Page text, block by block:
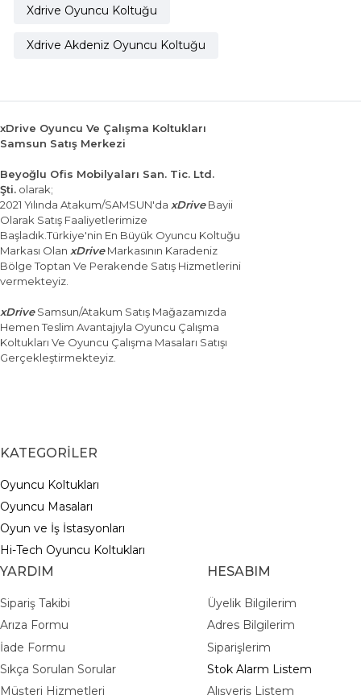
Xdrive Oyuncu Koltuğu
Xdrive Akdeniz Oyuncu Koltuğu
xDrive Oyuncu Ve Çalışma Koltukları
Samsun Satış Merkezi
Beyoğlu Ofis Mobilyaları San. Tic. Ltd.
Şti. olarak;
2021 Yılında Atakum/SAMSUN'da xDriveBayii
Olarak Satış Faaliyetlerimize
Başladık.Türkiye'nin En Büyük Oyuncu Koltuğu
Markası Olan xDriveMarkasının Karadeniz
Bölge Toptan Ve Perakende Satış Hizmetlerini
vermekteyiz.
xDriveSamsun/Atakum Satış Mağazamızda
Hemen Teslim Avantajıyla Oyuncu Çalışma
Koltukları Ve Oyuncu Çalışma Masaları Satışı
Gerçekleştirmekteyiz.
KATEGORİLER
Oyuncu Koltukları
Oyuncu Masaları
Oyun ve İş İstasyonları
Hi-Tech Oyuncu Koltukları
YARDIM
Sipariş Takibi
Arıza Formu
İade Formu
Sıkça Sorulan Sorular
Müşteri Hizmetleri
HESABIM
Üyelik Bilgilerim
Adres Bilgilerim
Siparişlerim
Stok Alarm Listem
Alışveriş Listem